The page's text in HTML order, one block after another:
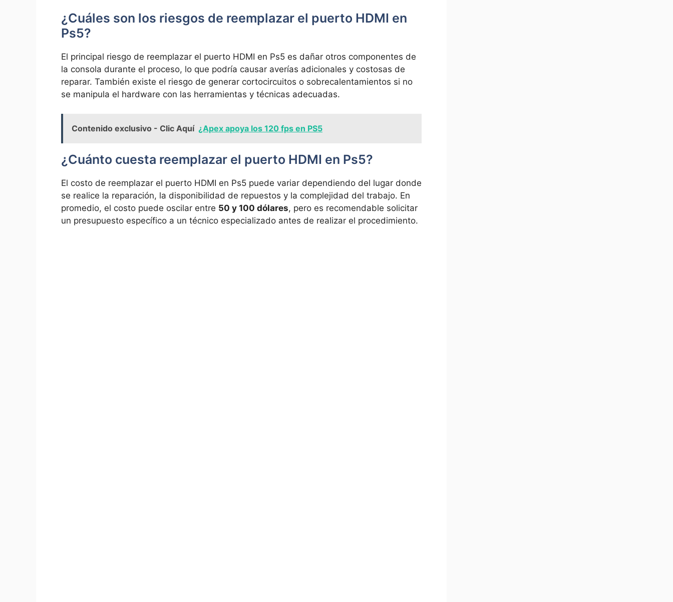
¿Cuáles son los riesgos de reemplazar el puerto HDMI en
Ps5?
El principal riesgo de reemplazar el puerto HDMI en Ps5 es ​dañar otros componentes ​de‌
la consola‍ durante el proceso, lo que podría causar averías adicionales y costosas⁢ de
reparar. También existe el riesgo de generar cortocircuitos o sobrecalentamientos si no
⁢se manipula⁣ el hardware ‍con las herramientas ⁤y técnicas adecuadas.
Contenido exclusivo - Clic Aquí ¿Apex apoya los 120 fps en PS5
¿Cuánto cuesta reemplazar el puerto HDMI en⁤ Ps5?
El costo de reemplazar el⁤ puerto HDMI en Ps5 puede variar dependiendo del lugar donde
se realice la reparación, la disponibilidad de repuestos y la complejidad del trabajo. En
promedio, el costo puede oscilar entre 50⁢ y 100 dólares,​ pero‌ es‍ recomendable solicitar
un presupuesto ⁢específico a un​ técnico especializado antes de realizar el procedimiento.